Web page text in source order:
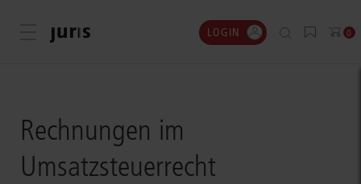
Menü öffnen LOGIN 0
Rechnungen im
Umsatzsteuerrecht